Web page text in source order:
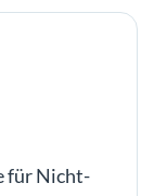
für Nicht-